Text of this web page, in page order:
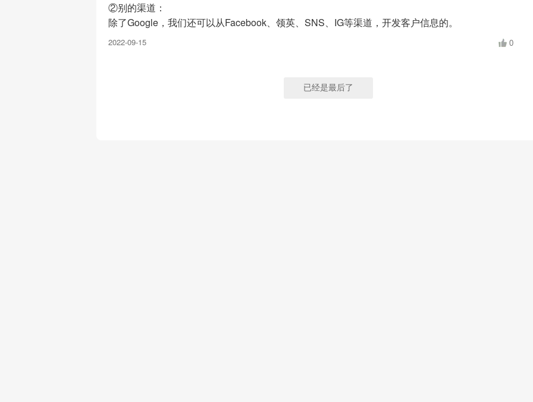
②别的渠道：
除了Google，我们还可以从Facebook、领英、SNS、IG等渠道，开发客户信息的。
2022-09-15 0
已经是最后了